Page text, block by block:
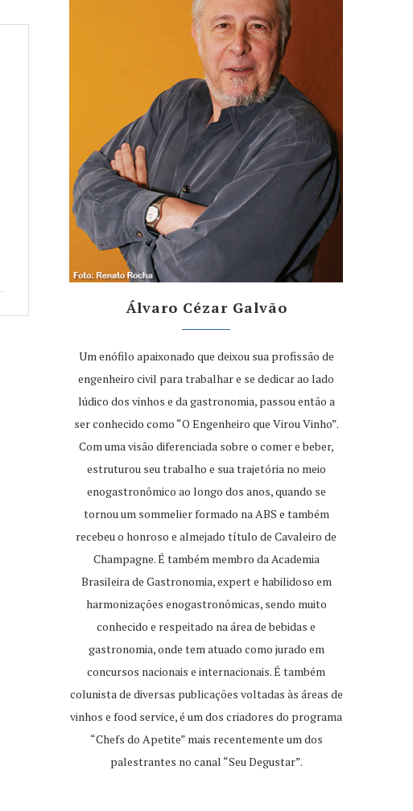
Álvaro Cézar Galvão
Um enófilo apaixonado que deixou sua profissão de
engenheiro civil para trabalhar e se dedicar ao lado
lúdico dos vinhos e da gastronomia, passou então a
ser conhecido como “O Engenheiro que Virou Vinho”.
Com uma visão diferenciada sobre o comer e beber,
estruturou seu trabalho e sua trajetória no meio
enogastronômico ao longo dos anos, quando se
tornou um sommelier formado na ABS e também
recebeu o honroso e almejado título de Cavaleiro de
Champagne. É também membro da Academia
Brasileira de Gastronomia, expert e habilidoso em
harmonizações enogastronômicas, sendo muito
conhecido e respeitado na área de bebidas e
gastronomia, onde tem atuado como jurado em
concursos nacionais e internacionais. É também
colunista de diversas publicações voltadas às áreas de
vinhos e food service, é um dos criadores do programa
“Chefs do Apetite” mais recentemente um dos
palestrantes no canal “Seu Degustar”.